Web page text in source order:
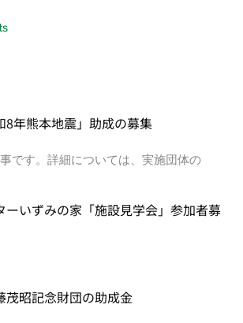
8年熊本地震」助成の募集
です。詳細については、実施団体の
ーいずみの家「施設見学会」参加者募
茂昭記念財団の助成金